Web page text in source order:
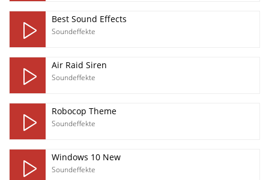
Best Sound Effects
Soundeffekte
Air Raid Siren
Soundeffekte
Robocop Theme
Soundeffekte
Windows 10 New
Soundeffekte